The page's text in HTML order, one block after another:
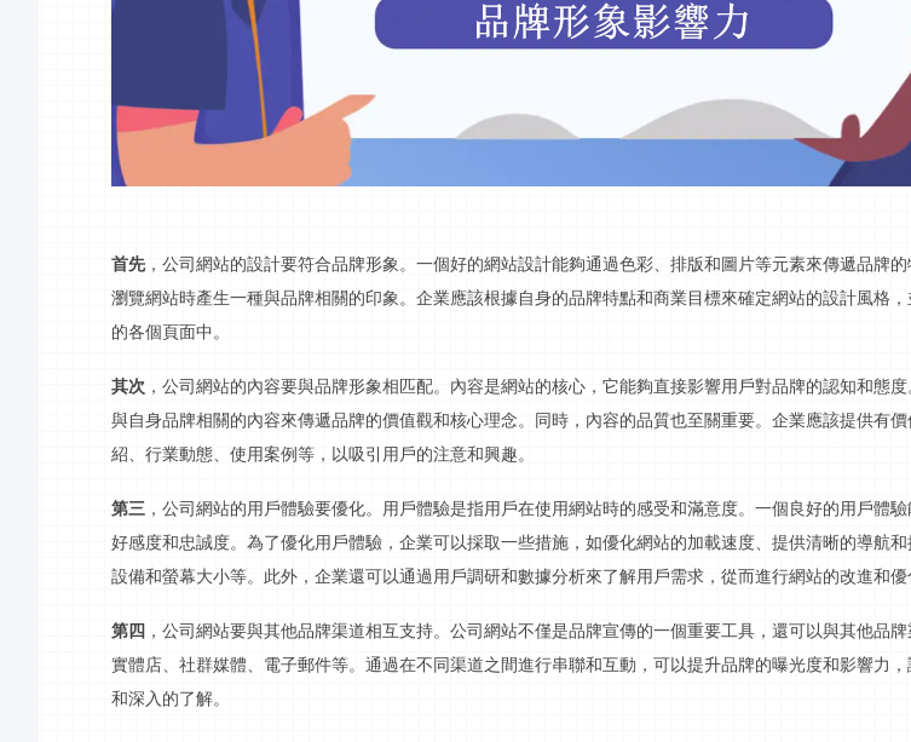
首先 ，公司網站的設計要符合品牌形象。一個好的網站設計能夠通過色彩、排版和圖片等元素來傳遞品牌
瀏覽網站時產生一種與品牌相關的印象。企業應該根據自身的品牌特點和商業目標來確定網站的設計風格
的各個頁面中。
其次 ，公司網站的內容要與品牌形象相匹配。內容是網站的核心，它能夠直接影響用戶對品牌的認知和態
與自身品牌相關的內容來傳遞品牌的價值觀和核心理念。同時，內容的品質也至關重要。企業應該提供有價
紹、行業動態、使用案例等，以吸引用戶的注意和興趣。
第三 ，公司網站的用戶體驗要優化。用戶體驗是指用戶在使用網站時的感受和滿意度。一個良好的用戶體
好感度和忠誠度。為了優化用戶體驗，企業可以採取一些措施，如優化網站的加載速度、提供清晰的導航和
設備和螢幕大小等。此外，企業還可以通過用戶調研和數據分析來了解用戶需求，從而進行網站的改進和優
第四 ，公司網站要與其他品牌渠道相互支持。公司網站不僅是品牌宣傳的一個重要工具，還可以與其他品
實體店、 社群媒體、電子郵件等。通過在不同渠道之間進行串聯和互動，可以提升品牌的曝光度和影響力
和深入的了解。